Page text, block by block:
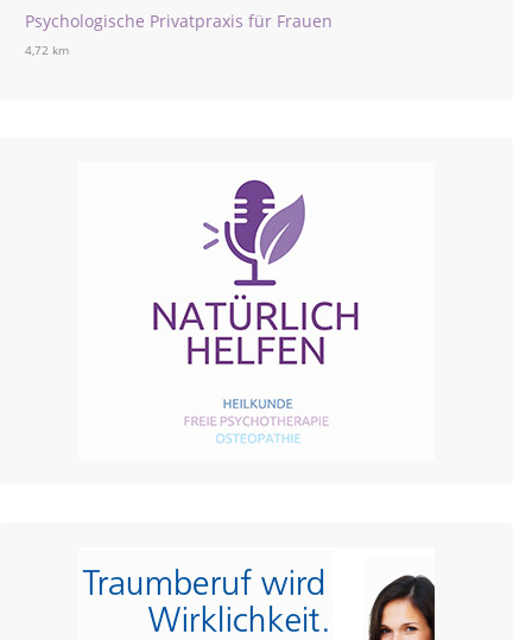
Psychologische Privatpraxis für Frauen
4,72 km